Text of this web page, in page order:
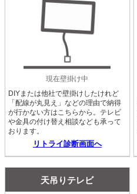
現在壁掛け中
DIYまたは他社で壁掛けしたけれど
「配線が丸見え」などの理由で納得
が行かない方はこちらから。テレビ
や金具の付け替え相談なども承って
おります。
リトライ診断画面へ
天吊りテレビ